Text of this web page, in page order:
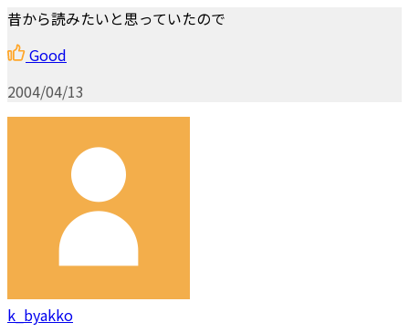
昔から読みたいと思っていたので
Good
2004/04/13
k_byakko